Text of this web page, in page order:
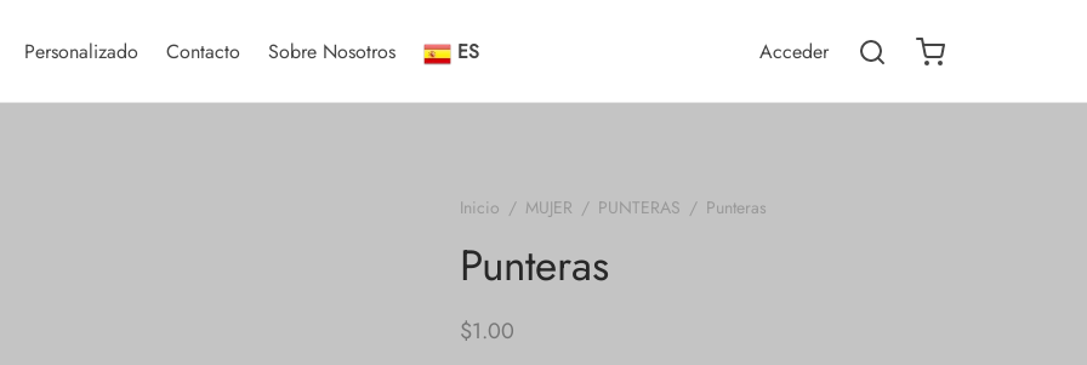
Personalizado Contacto Sobre Nosotros ES Acceder
Inicio / MUJER / PUNTERAS / Punteras
Punteras
$1.00